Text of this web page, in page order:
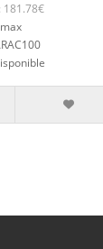
181.78€